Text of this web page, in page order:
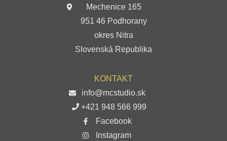
Mechenice 165
951 46 Podhorany
okres Nitra
Slovenská Republika
KONTAKT
info@mcstudio.sk
+421 948 566 999
Facebook
Instagram